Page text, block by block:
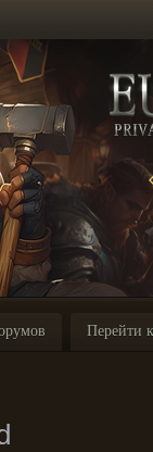
Перейти